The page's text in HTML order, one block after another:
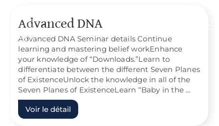
Advanced DNA
Advanced DNA Seminar details Continue
learning and mastering belief workEnhance
your knowledge of “Downloads.”Learn to
differentiate between the different Seven Planes
of ExistenceUnlock the knowledge in all of the
Seven Planes of ExistenceLearn “Baby in the …
Voir le détail